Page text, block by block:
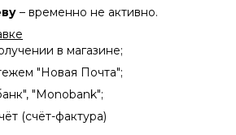
– временно не активно.
в магазине;
"Новая Почта";
"Monobank";
(счёт-фактура)